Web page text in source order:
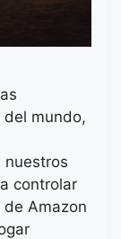
mundo,
nuestros
controlar
Amazon